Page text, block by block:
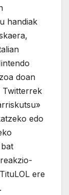
handiak
doan
edo
ere